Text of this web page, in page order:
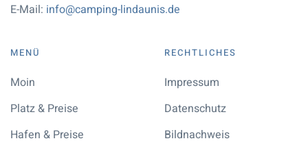
E-Mail: info@camping-lindaunis.de
MENÜ
Moin
Platz & Preise
Hafen & Preise
RECHTLICHES
Impressum
Datenschutz
Bildnachweis